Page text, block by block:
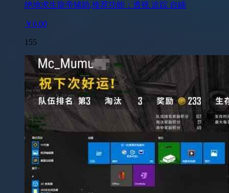
绝地求生龍帝辅助,推荐功能：透视 追踪 自瞄
￥0.00
155